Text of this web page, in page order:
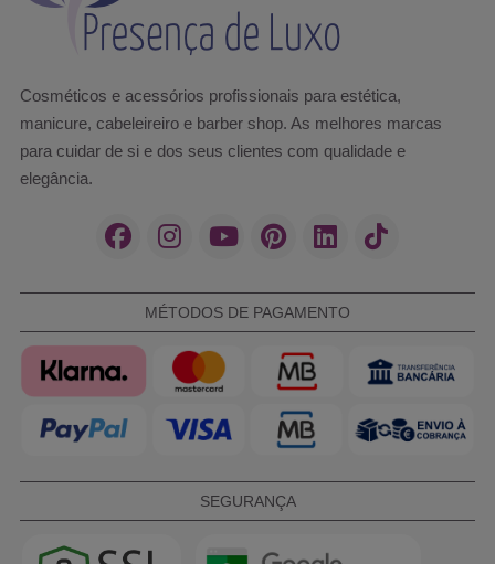
Cosméticos e acessórios profissionais para estética,
manicure, cabeleireiro e barber shop. As melhores marcas
para cuidar de si e dos seus clientes com qualidade e
elegância.
MÉTODOS DE PAGAMENTO
SEGURANÇA